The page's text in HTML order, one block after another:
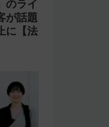
行問